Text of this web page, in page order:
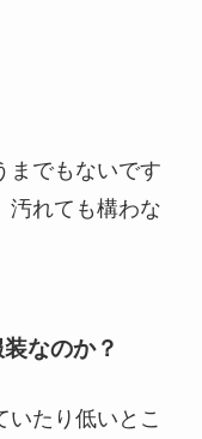
までもないです
汚れても構わな
なのか？
たり低いとこ